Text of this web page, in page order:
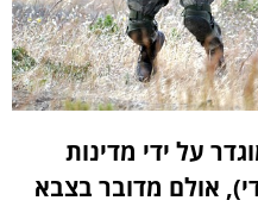
על ידי מדינות
אולם מדובר בצבא